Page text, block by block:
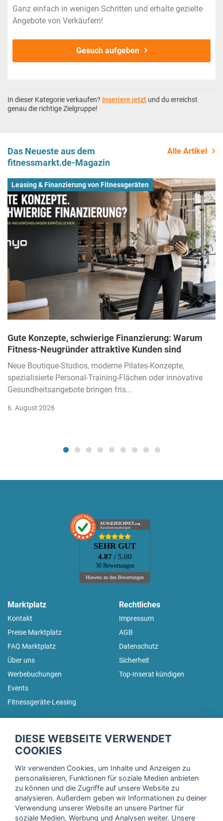
Ganz einfach in wenigen Schritten und erhalte gezielte
Angebote von Verkäufern!
Gesuch aufgeben
In dieser Kategorie verkaufen? Inseriere jetzt und du erreichst
genau die richtige Zielgruppe!
Das Neueste aus dem
fitnessmarkt.de-Magazin
Alle Artikel
Leasing & Finanzierung von Fitnessgeräten
Gute Konzepte, schwierige Finanzierung: Warum
Fitness-Neugründer attraktive Kunden sind
Neue Boutique-Studios, moderne Pilates-Konzepte,
spezialisierte Personal-Training-Flächen oder innovative
Gesundheitsangebote bringen fris...
6. August 2026
AUSGEZEICHNET.org
Kundenbewertungen
SEHR GUT
4.87 / 5.00
30 Bewertungen
Hinweis zu den Bewertungen
Marktplatz
Kontakt
Preise Marktplatz
FAQ Marktplatz
Über uns
Werbebuchungen
Events
Fitnessgeräte-Leasing
Rechtliches
Impressum
AGB
Datenschutz
Sicherheit
Top-Inserat kündigen
Trage dich hier für unseren Newsletter ein und erhalte regelmäßig
Ich stimme der Verarbeitung meiner Daten, wie in der
Einwilligungserklärungder fitnessmarkt.de services GmbH
DIESE WEBSEITE VERWENDET
COOKIES
Wir verwenden Cookies, um Inhalte und Anzeigen zu
personalisieren, Funktionen für soziale Medien anbieten
zu können und die Zugriffe auf unsere Website zu
analysieren. Außerdem geben wir Informationen zu deiner
Verwendung unserer Website an unsere Partner für
soziale Medien, Werbung und Analysen weiter. Unsere